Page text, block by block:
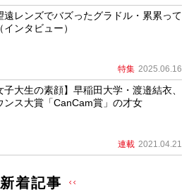
遠レンズでバズったグラドル・累累って
ンタビュー）
特集 2025.06.16
子大生の素顔】早稲田大学・渡邉結衣、
ンス大賞「CanCam賞」の才女
連載 2021.04.21
新着記事